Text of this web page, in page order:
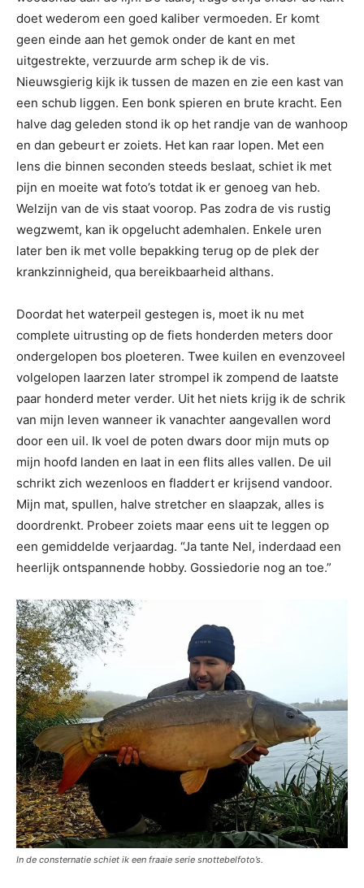
doet wederom een goed kaliber vermoeden. Er komt
geen einde aan het gemok onder de kant en met
uitgestrekte, verzuurde arm schep ik de vis.
Nieuwsgierig kijk ik tussen de mazen en zie een kast van
een schub liggen. Een bonk spieren en brute kracht. Een
halve dag geleden stond ik op het randje van de wanhoop
en dan gebeurt er zoiets. Het kan raar lopen. Met een
lens die binnen seconden steeds beslaat, schiet ik met
pijn en moeite wat foto’s totdat ik er genoeg van heb.
Welzijn van de vis staat voorop. Pas zodra de vis rustig
wegzwemt, kan ik opgelucht ademhalen. Enkele uren
later ben ik met volle bepakking terug op de plek der
krankzinnigheid, qua bereikbaarheid althans.
Doordat het waterpeil gestegen is, moet ik nu met
complete uitrusting op de fiets honderden meters door
ondergelopen bos ploeteren. Twee kuilen en evenzoveel
volgelopen laarzen later strompel ik zompend de laatste
paar honderd meter verder. Uit het niets krijg ik de schrik
van mijn leven wanneer ik vanachter aangevallen word
door een uil. Ik voel de poten dwars door mijn muts op
mijn hoofd landen en laat in een flits alles vallen. De uil
schrikt zich wezenloos en fladdert er krijsend vandoor.
Mijn mat, spullen, halve stretcher en slaapzak, alles is
doordrenkt. Probeer zoiets maar eens uit te leggen op
een gemiddelde verjaardag. “Ja tante Nel, inderdaad een
heerlijk ontspannende hobby. Gossiedorie nog an toe.”
In de consternatie schiet ik een fraaie serie snottebelfoto’s.